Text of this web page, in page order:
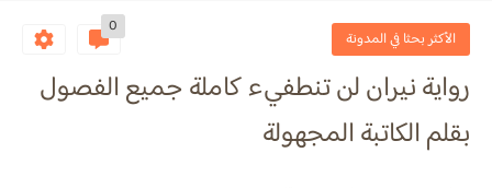
الأكثر بحثا في المدونة
0
رواية نيران لن تنطفيء كاملة جميع الفصول
بقلم الكاتبة المجهولة